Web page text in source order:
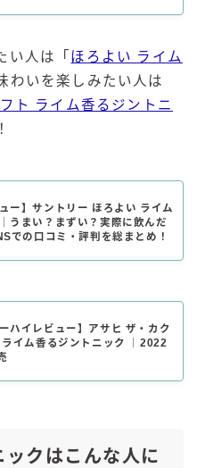
い人は「 ほろよい ライム
わいを楽しみたい人は
ト ライム香るジントニ
ー】サントリー ほろよい ライム
うまい？まずい？実際に飲んだ
での口コミ・評判を総まとめ！
ハイレビュー】アサヒ ザ・カク
イム香るジントニック ｜2022
クはこんな人に